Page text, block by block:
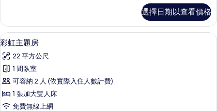
相
片
情
窗)
的
所
有
相
片
單
人
房
無
窗)
的
詳
情
選擇日期以查看價格
顯
示
彩
虹
主
題
彩虹主題房 | 書桌、筆電工作空間、
5
彩虹主題房
22 平方公尺
1 間臥室
可容納 2 人 (依實際入住人數計費)
1 張加大雙人床
免費無線上網